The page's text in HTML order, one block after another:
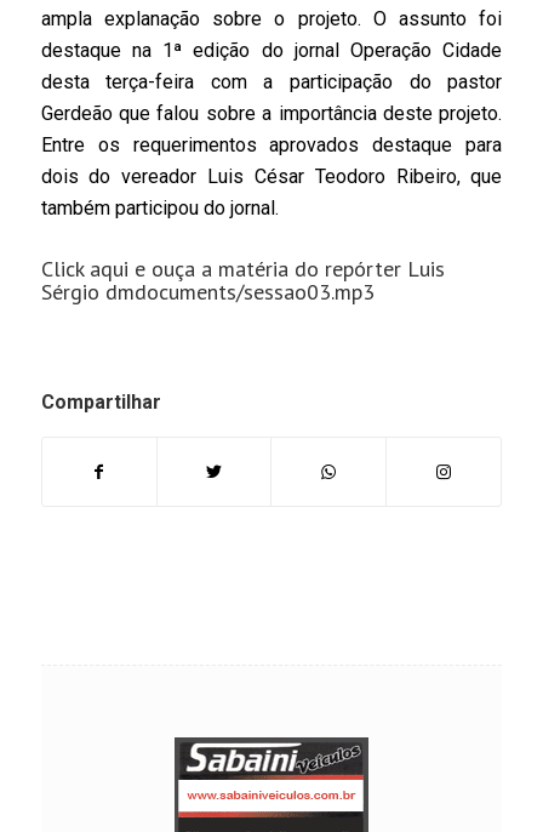
ampla explanação sobre o projeto. O assunto foi
destaque na 1ª edição do jornal Operação Cidade
desta terça-feira com a participação do pastor
Gerdeão que falou sobre a importância deste projeto.
Entre os requerimentos aprovados destaque para
dois do vereador Luis César Teodoro Ribeiro, que
também participou do jornal.
Click aqui e ouça a matéria do repórter Luis
Sérgio dmdocuments/sessao03.mp3
Compartilhar